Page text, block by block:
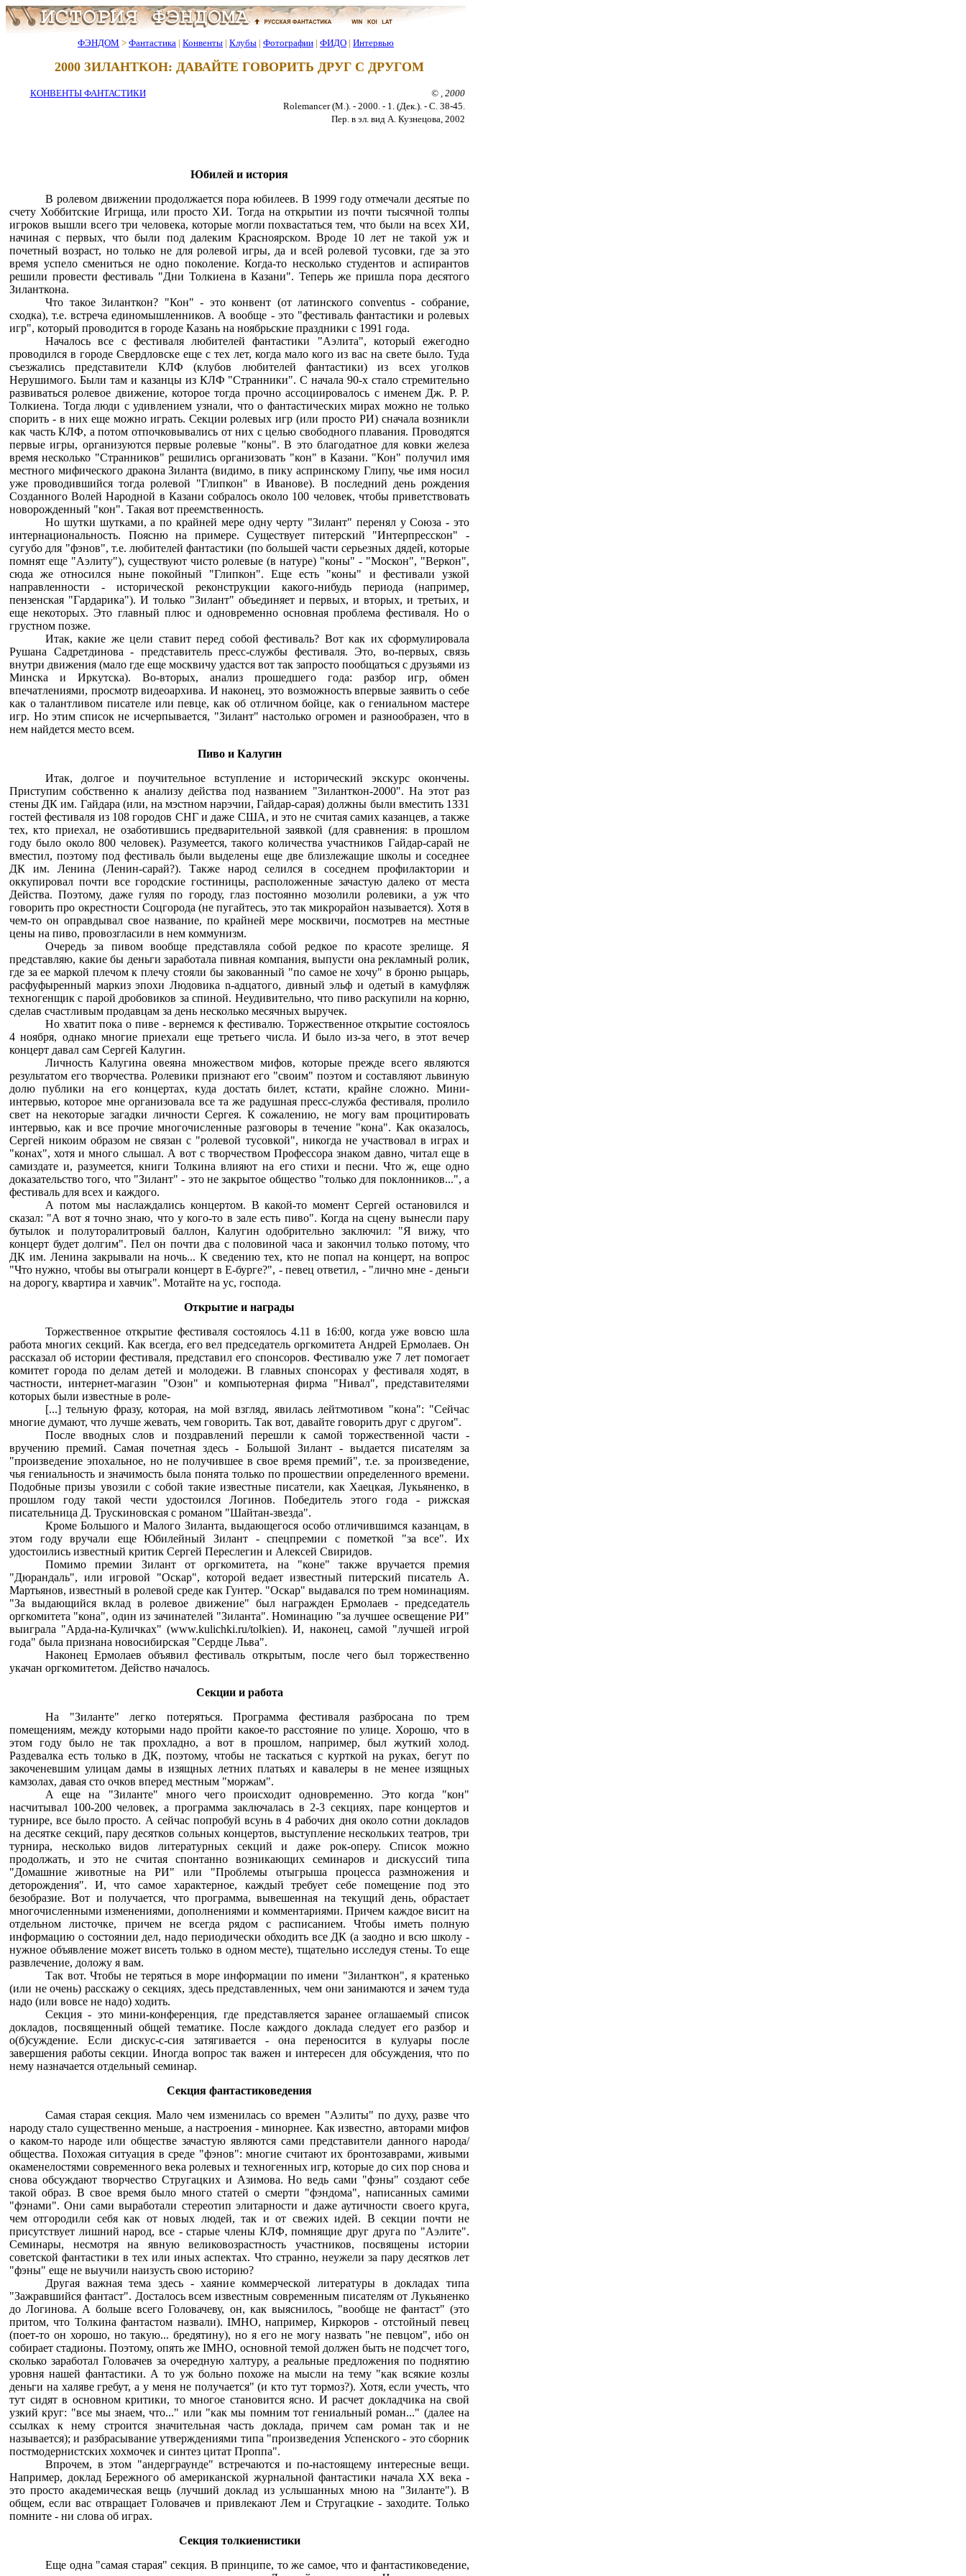
ФЭНДОМ > Фантастика | Конвенты | Клубы | Фотографии | ФИДО | Интервью
2000 ЗИЛАНТКОН: ДАВАЙТЕ ГОВОРИТЬ ДРУГ С ДРУГОМ
КОНВЕНТЫ ФАНТАСТИКИ
© , 2000
Rolemancer (М.). - 2000. - 1. (Дек.). - С. 38-45.
Пер. в эл. вид А. Кузнецова, 2002
Юбилей и история
В ролевом движении продолжается пора юбилеев. В 1999 году отмечали десятые по
счету Хоббитские Игрища, или просто ХИ. Тогда на открытии из почти тысячной толпы
игроков вышли всего три человека, которые могли похвастаться тем, что были на всех ХИ,
начиная с первых, что были под далеким Красноярском. Вроде 10 лет не такой уж и
почетный возраст, но только не для ролевой игры, да и всей ролевой тусовки, где за это
время успело смениться не одно поколение. Когда-то несколько студентов и аспирантов
решили провести фестиваль "Дни Толкиена в Казани". Теперь же пришла пора десятого
Зиланткона.
Что такое Зиланткон? "Кон" - это конвент (от латинского conventus - собрание,
сходка), т.е. встреча единомышленников. А вообще - это "фестиваль фантастики и ролевых
игр", который проводится в городе Казань на ноябрьские праздники с 1991 года.
Началось все с фестиваля любителей фантастики "Аэлита", который ежегодно
проводился в городе Свердловске еще с тех лет, когда мало кого из вас на свете было. Туда
съезжались представители КЛФ (клубов любителей фантастики) из всех уголков
Нерушимого. Были там и казанцы из КЛФ "Странники". С начала 90-х стало стремительно
развиваться ролевое движение, которое тогда прочно ассоциировалось с именем Дж. Р. Р.
Толкиена. Тогда люди с удивлением узнали, что о фантастических мирах можно не только
спорить - в них еще можно играть. Секции ролевых игр (или просто РИ) сначала возникли
как часть КЛФ, а потом отпочковывались от них с целью свободного плавания. Проводятся
первые игры, организуются первые ролевые "коны". В это благодатное для ковки железа
время несколько "Странников" решились организовать "кон" в Казани. "Кон" получил имя
местного мифического дракона Зиланта (видимо, в пику аспринскому Глипу, чье имя носил
уже проводившийся тогда ролевой "Глипкон" в Иванове). В последний день рождения
Созданного Волей Народной в Казани собралось около 100 человек, чтобы приветствовать
новорожденный "кон". Такая вот преемственность.
Но шутки шутками, а по крайней мере одну черту "Зилант" перенял у Союза - это
интернациональность. Поясню на примере. Существует питерский "Интерпресскон" -
сугубо для "фэнов", т.е. любителей фантастики (по большей части серьезных дядей, которые
помнят еще "Аэлиту"), существуют чисто ролевые (в натуре) "коны" - "Москон", "Веркон",
сюда же относился ныне покойный "Глипкон". Еще есть "коны" и фестивали узкой
направленности - исторической реконструкции какого-нибудь периода (например,
пензенская "Гардарика"). И только "Зилант" объединяет и первых, и вторых, и третьих, и
еще некоторых. Это главный плюс и одновременно основная проблема фестиваля. Но о
грустном позже.
Итак, какие же цели ставит перед собой фестиваль? Вот как их сформулировала
Рушана Садретдинова - представитель пресс-службы фестиваля. Это, во-первых, связь
внутри движения (мало где еще москвичу удастся вот так запросто пообщаться с друзьями из
Минска и Иркутска). Во-вторых, анализ прошедшего года: разбор игр, обмен
впечатлениями, просмотр видеоархива. И наконец, это возможность впервые заявить о себе
как о талантливом писателе или певце, как об отличном бойце, как о гениальном мастере
игр. Но этим список не исчерпывается, "Зилант" настолько огромен и разнообразен, что в
нем найдется место всем.
Пиво и Калугин
Итак, долгое и поучительное вступление и исторический экскурс окончены.
Приступим собственно к анализу действа под названием "Зиланткон-2000". На этот раз
стены ДК им. Гайдара (или, на мэстном нарэчии, Гайдар-сарая) должны были вместить 1331
гостей фестиваля из 108 городов СНГ и даже США, и это не считая самих казанцев, а также
тех, кто приехал, не озаботившись предварительной заявкой (для сравнения: в прошлом
году было около 800 человек). Разумеется, такого количества участников Гайдар-сарай не
вместил, поэтому под фестиваль были выделены еще две близлежащие школы и соседнее
ДК им. Ленина (Ленин-сарай?). Также народ селился в соседнем профилактории и
оккупировал почти все городские гостиницы, расположенные зачастую далеко от места
Действа. Поэтому, даже гуляя по городу, глаз постоянно мозолили ролевики, а уж что
говорить про окрестности Соцгорода (не пугайтесь, это так микрорайон называется). Хотя в
чем-то он оправдывал свое название, по крайней мере москвичи, посмотрев на местные
цены на пиво, провозгласили в нем коммунизм.
Очередь за пивом вообще представляла собой редкое по красоте зрелище. Я
представляю, какие бы деньги заработала пивная компания, выпусти она рекламный ролик,
где за ее маркой плечом к плечу стояли бы закованный "по самое не хочу" в броню рыцарь,
расфуфыренный маркиз эпохи Людовика n-адцатого, дивный эльф и одетый в камуфляж
техногенщик с парой дробовиков за спиной. Неудивительно, что пиво раскупили на корню,
сделав счастливым продавцам за день несколько месячных выручек.
Но хватит пока о пиве - вернемся к фестивалю. Торжественное открытие состоялось
4 ноября, однако многие приехали еще третьего числа. И было из-за чего, в этот вечер
концерт давал сам Сергей Калугин.
Личность Калугина овеяна множеством мифов, которые прежде всего являются
результатом его творчества. Ролевики признают его "своим" поэтом и составляют львиную
долю публики на его концертах, куда достать билет, кстати, крайне сложно. Мини-
интервью, которое мне организовала все та же радушная пресс-служба фестиваля, пролило
свет на некоторые загадки личности Сергея. К сожалению, не могу вам процитировать
интервью, как и все прочие многочисленные разговоры в течение "кона". Как оказалось,
Сергей никоим образом не связан с "ролевой тусовкой", никогда не участвовал в играх и
"конах", хотя и много слышал. А вот с творчеством Профессора знаком давно, читал еще в
самиздате и, разумеется, книги Толкина влияют на его стихи и песни. Что ж, еще одно
доказательство того, что "Зилант" - это не закрытое общество "только для поклонников...", а
фестиваль для всех и каждого.
А потом мы наслаждались концертом. В какой-то момент Сергей остановился и
сказал: "А вот я точно знаю, что у кого-то в зале есть пиво". Когда на сцену вынесли пару
бутылок и полуторалитровый баллон, Калугин одобрительно заключил: "Я вижу, что
концерт будет долгим". Пел он почти два с половиной часа и закончил только потому, что
ДК им. Ленина закрывали на ночь... К сведению тех, кто не попал на концерт, на вопрос
"Что нужно, чтобы вы отыграли концерт в Е-бурге?", - певец ответил, - "лично мне - деньги
на дорогу, квартира и хавчик". Мотайте на ус, господа.
Открытие и награды
Торжественное открытие фестиваля состоялось 4.11 в 16:00, когда уже вовсю шла
работа многих секций. Как всегда, его вел председатель оргкомитета Андрей Ермолаев. Он
рассказал об истории фестиваля, представил его спонсоров. Фестивалю уже 7 лет помогает
комитет города по делам детей и молодежи. В главных спонсорах у фестиваля ходят, в
частности, интернет-магазин "Озон" и компьютерная фирма "Нивал", представителями
которых были известные в роле-
[...] тельную фразу, которая, на мой взгляд, явилась лейтмотивом "кона": "Сейчас
многие думают, что лучше жевать, чем говорить. Так вот, давайте говорить друг с другом".
После вводных слов и поздравлений перешли к самой торжественной части -
вручению премий. Самая почетная здесь - Большой Зилант - выдается писателям за
"произведение эпохальное, но не получившее в свое время премий", т.е. за произведение,
чья гениальность и значимость была понята только по прошествии определенного времени.
Подобные призы увозили с собой такие известные писатели, как Хаецкая, Лукьяненко, в
прошлом году такой чести удостоился Логинов. Победитель этого года - рижская
писательница Д. Трускиновская с романом "Шайтан-звезда".
Кроме Большого и Малого Зиланта, выдающегося особо отличившимся казанцам, в
этом году вручали еще Юбилейный Зилант - спецпремии с пометкой "за все". Их
удостоились известный критик Сергей Переслегин и Алексей Свиридов.
Помимо премии Зилант от оргкомитета, на "коне" также вручается премия
"Дюрандаль", или игровой "Оскар", которой ведает известный питерский писатель А.
Мартьянов, известный в ролевой среде как Гунтер. "Оскар" выдавался по трем номинациям.
"За выдающийся вклад в ролевое движение" был награжден Ермолаев - председатель
оргкомитета "кона", один из зачинателей "Зиланта". Номинацию "за лучшее освещение РИ"
выиграла "Арда-на-Куличках" (www.kulichki.ru/tolkien). И, наконец, самой "лучшей игрой
года" была признана новосибирская "Сердце Льва".
Наконец Ермолаев объявил фестиваль открытым, после чего был торжественно
укачан оргкомитетом. Действо началось.
Секции и работа
На "Зиланте" легко потеряться. Программа фестиваля разбросана по трем
помещениям, между которыми надо пройти какое-то расстояние по улице. Хорошо, что в
этом году было не так прохладно, а вот в прошлом, например, был жуткий холод.
Раздевалка есть только в ДК, поэтому, чтобы не таскаться с курткой на руках, бегут по
закоченевшим улицам дамы в изящных летних платьях и кавалеры в не менее изящных
камзолах, давая сто очков вперед местным "моржам".
А еще на "Зиланте" много чего происходит одновременно. Это когда "кон"
насчитывал 100-200 человек, а программа заключалась в 2-3 секциях, паре концертов и
турнире, все было просто. А сейчас попробуй всунь в 4 рабочих дня около сотни докладов
на десятке секций, пару десятков сольных концертов, выступление нескольких театров, три
турнира, несколько видов литературных секций и даже рок-оперу. Список можно
продолжать, и это не считая спонтанно возникающих семинаров и дискуссий типа
"Домашние животные на РИ" или "Проблемы отыгрыша процесса размножения и
деторождения". И, что самое характерное, каждый требует себе помещение под это
безобразие. Вот и получается, что программа, вывешенная на текущий день, обрастает
многочисленными изменениями, дополнениями и комментариями. Причем каждое висит на
отдельном листочке, причем не всегда рядом с расписанием. Чтобы иметь полную
информацию о состоянии дел, надо периодически обходить все ДК (а заодно и всю школу -
нужное объявление может висеть только в одном месте), тщательно исследуя стены. То еще
развлечение, доложу я вам.
Так вот. Чтобы не теряться в море информации по имени "Зиланткон", я кратенько
(или не очень) расскажу о секциях, здесь представленных, чем они занимаются и зачем туда
надо (или вовсе не надо) ходить.
Секция - это мини-конференция, где представляется заранее оглашаемый список
докладов, посвященный общей тематике. После каждого доклада следует его разбор и
о(б)суждение. Если дискус-с-сия затягивается - она переносится в кулуары после
завершения работы секции. Иногда вопрос так важен и интересен для обсуждения, что по
нему назначается отдельный семинар.
Секция фантастиковедения
Самая старая секция. Мало чем изменилась со времен "Аэлиты" по духу, разве что
народу стало существенно меньше, а настроения - минорнее. Как известно, авторами мифов
о каком-то народе или обществе зачастую являются сами представители данного народа/
общества. Похожая ситуация в среде "фэнов": многие считают их бронтозаврами, живыми
окаменелостями современного века ролевых и техногенных игр, которые до сих пор снова и
снова обсуждают творчество Стругацких и Азимова. Но ведь сами "фэны" создают себе
такой образ. В свое время было много статей о смерти "фэндома", написанных самими
"фэнами". Они сами выработали стереотип элитарности и даже аутичности своего круга,
чем отгородили себя как от новых людей, так и от свежих идей. В секции почти не
присутствует лишний народ, все - старые члены КЛФ, помнящие друг друга по "Аэлите".
Семинары, несмотря на явную великовозрастность участников, посвящены истории
советской фантастики в тех или иных аспектах. Что странно, неужели за пару десятков лет
"фэны" еще не выучили наизусть свою историю?
Другая важная тема здесь - хаяние коммерческой литературы в докладах типа
"Зажравшийся фантаст". Досталось всем известным современным писателям от Лукьяненко
до Логинова. А больше всего Головачеву, он, как выяснилось, "вообще не фантаст" (это
притом, что Толкина фантастом назвали). IMHO, например, Киркоров - отстойный певец
(поет-то он хорошо, но такую... бредятину), но я его не могу назвать "не певцом", ибо он
собирает стадионы. Поэтому, опять же IMHO, основной темой должен быть не подсчет того,
сколько заработал Головачев за очередную халтуру, а реальные предложения по поднятию
уровня нашей фантастики. А то уж больно похоже на мысли на тему "как всякие козлы
деньги на халяве гребут, а у меня не получается" (и кто тут тормоз?). Хотя, если учесть, что
тут сидят в основном критики, то многое становится ясно. И расчет докладчика на свой
узкий круг: "все мы знаем, что..." или "как мы помним тот гениальный роман..." (далее на
ссылках к нему строится значительная часть доклада, причем сам роман так и не
называется); и разбрасывание утверждениями типа "произведения Успенского - это сборник
постмодернистских хохмочек и синтез цитат Проппа".
Впрочем, в этом "андерграунде" встречаются и по-настоящему интересные вещи.
Например, доклад Бережного об американской журнальной фантастики начала XX века -
это просто академическая вещь (лучший доклад из услышанных мною на "Зиланте"). В
общем, если вас отвращает Головачев и привлекают Лем и Стругацкие - заходите. Только
помните - ни слова об играх.
Секция толкиенистики
Еще одна "самая старая" секция. В принципе, то же самое, что и фантастиковедение,